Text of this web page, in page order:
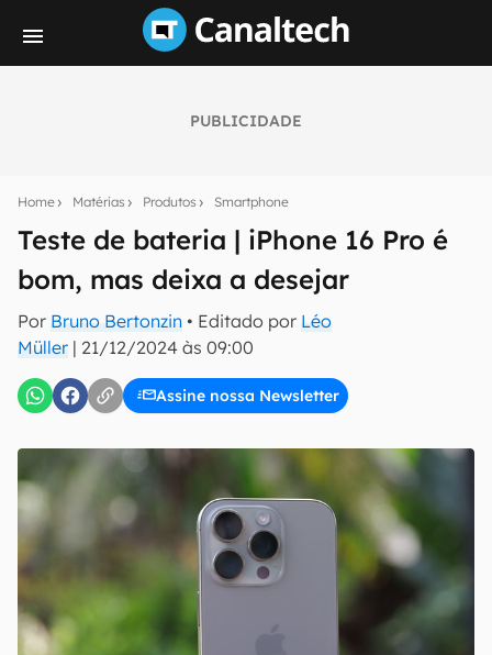
PUBLICIDADE
Home Matérias Produtos Smartphone
Teste de bateria | iPhone 16 Pro é
bom, mas deixa a desejar
Por Bruno Bertonzin • Editado por Léo
Müller | 21/12/2024 às 09:00
Assine nossa Newsletter
notícias e reviews sobre tecnologia em primeira
mão.
E-mail
Uso e Política de Privacidade do Canaltech.